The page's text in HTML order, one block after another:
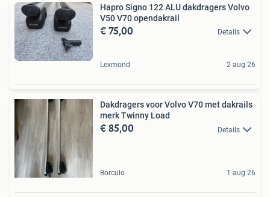
Hapro Signo 122 ALU dakdragers Volvo
V50 V70 opendakrail
€ 75,00 Details
Lexmond 2 aug 26
Dakdragers voor Volvo V70 met dakrails
merk Twinny Load
€ 85,00 Details
Borculo 1 aug 26